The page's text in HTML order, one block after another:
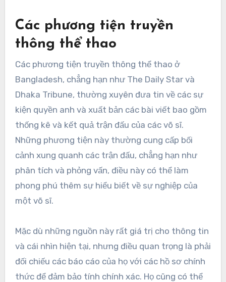
Các phương tiện truyền
thông thể thao
Các phương tiện truyền thông thể thao ở
Bangladesh, chẳng hạn như The Daily Star và
Dhaka Tribune, thường xuyên đưa tin về các sự
kiện quyền anh và xuất bản các bài viết bao gồm
thống kê và kết quả trận đấu của các võ sĩ.
Những phương tiện này thường cung cấp bối
cảnh xung quanh các trận đấu, chẳng hạn như
phân tích và phỏng vấn, điều này có thể làm
phong phú thêm sự hiểu biết về sự nghiệp của
một võ sĩ.
Mặc dù những nguồn này rất giá trị cho thông tin
và cái nhìn hiện tại, nhưng điều quan trọng là phải
đối chiếu các báo cáo của họ với các hồ sơ chính
thức để đảm bảo tính chính xác. Họ cũng có thể